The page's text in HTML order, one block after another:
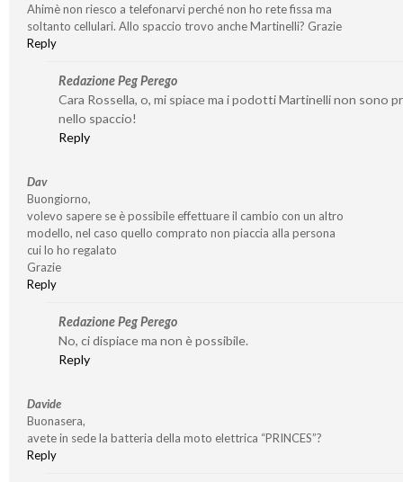
Ahimè non riesco a telefonarvi perché non ho rete fissa ma
soltanto cellulari. Allo spaccio trovo anche Martinelli? Grazie
Reply
Redazione Peg Perego
Cara Rossella, o, mi spiace ma i podotti Martinelli non sono
nello spaccio!
Reply
Dav
Buongiorno,
volevo sapere se è possibile effettuare il cambio con un altro
modello, nel caso quello comprato non piaccia alla persona
cui lo ho regalato
Grazie
Reply
Redazione Peg Perego
No, ci dispiace ma non è possibile.
Reply
Davide
Buonasera,
avete in sede la batteria della moto elettrica “PRINCES”?
Reply